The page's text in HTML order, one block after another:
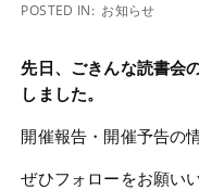
POSTED IN: お知らせ
先日、ごきんな読書会
しました。
開催報告・開催予告の
ぜひフォローをお願い